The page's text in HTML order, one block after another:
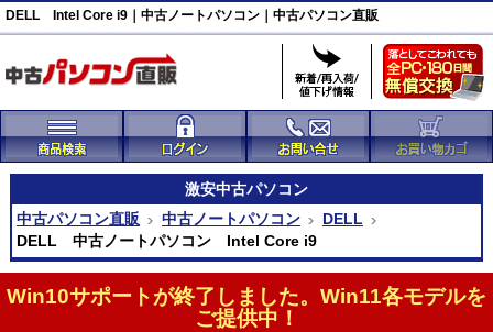
DELL Intel Core i9｜中古ノートパソコン｜中古パソコン直販
激安中古パソコン
中古パソコン直販
中古ノートパソコン
DELL
DELL 中古ノートパソコン Intel Core i9
Win10サポートが終了しました。Win11各モデルを
ご提供中！